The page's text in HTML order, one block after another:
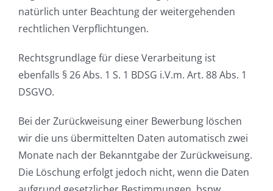
natürlich unter Beachtung der weitergehenden
rechtlichen Verpflichtungen.
Rechtsgrundlage für diese Verarbeitung ist
ebenfalls § 26 Abs. 1 S. 1 BDSG i.V.m. Art. 88 Abs. 1
DSGVO.
Bei der Zurückweisung einer Bewerbung löschen
wir die uns übermittelten Daten automatisch zwei
Monate nach der Bekanntgabe der Zurückweisung.
Die Löschung erfolgt jedoch nicht, wenn die Daten